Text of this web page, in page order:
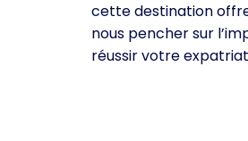
cette destination
nous pencher sur
réussir votre